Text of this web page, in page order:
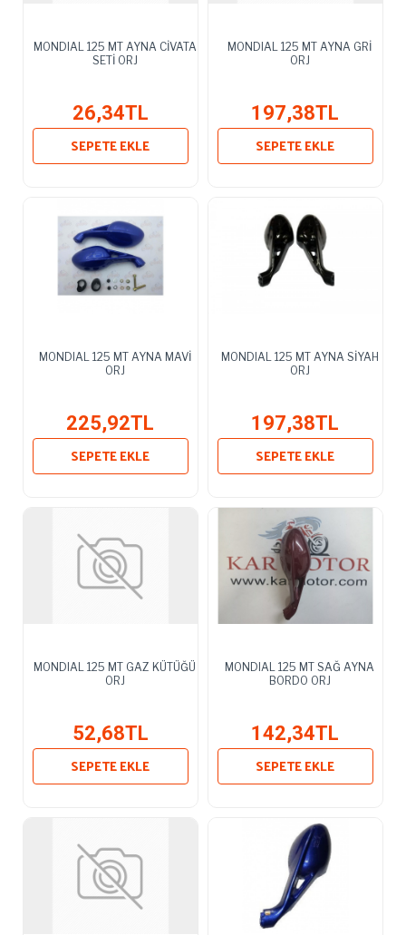
MONDIAL 125 MT AYNA CİVATA
SETİ ORJ
26,34TL
SEPETE EKLE
MONDIAL 125 MT AYNA GRİ
ORJ
197,38TL
SEPETE EKLE
MONDIAL 125 MT AYNA MAVİ
ORJ
225,92TL
SEPETE EKLE
MONDIAL 125 MT AYNA SİYAH
ORJ
197,38TL
SEPETE EKLE
MONDIAL 125 MT GAZ KÜTÜĞÜ
ORJ
52,68TL
SEPETE EKLE
MONDIAL 125 MT SAĞ AYNA
BORDO ORJ
142,34TL
SEPETE EKLE